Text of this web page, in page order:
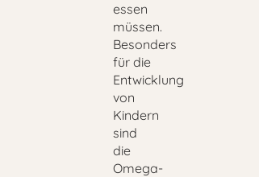
essen
müssen.
Besonders
für die
Entwicklung
von
Kindern
sind
die
Omega-